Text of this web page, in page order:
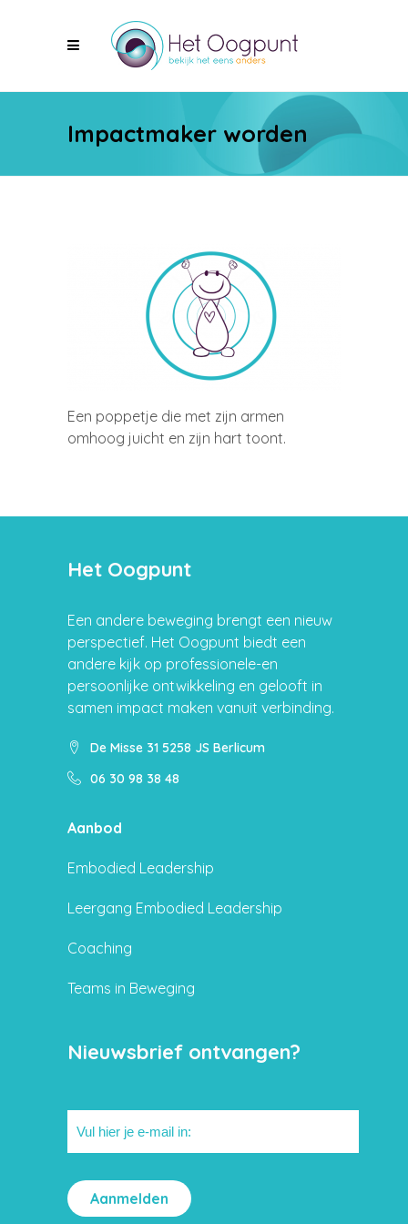
Impactmaker worden
Een poppetje die met zijn armen
omhoog juicht en zijn hart toont.
Het Oogpunt
Een andere beweging brengt een nieuw
perspectief. Het Oogpunt biedt een
andere kijk op professionele-en
persoonlijke ontwikkeling en gelooft in
samen impact maken vanuit verbinding.
De Misse 31 5258 JS Berlicum
06 30 98 38 48
Aanbod
Embodied Leadership
Leergang Embodied Leadership
Coaching
Teams in Beweging
Nieuwsbrief ontvangen?